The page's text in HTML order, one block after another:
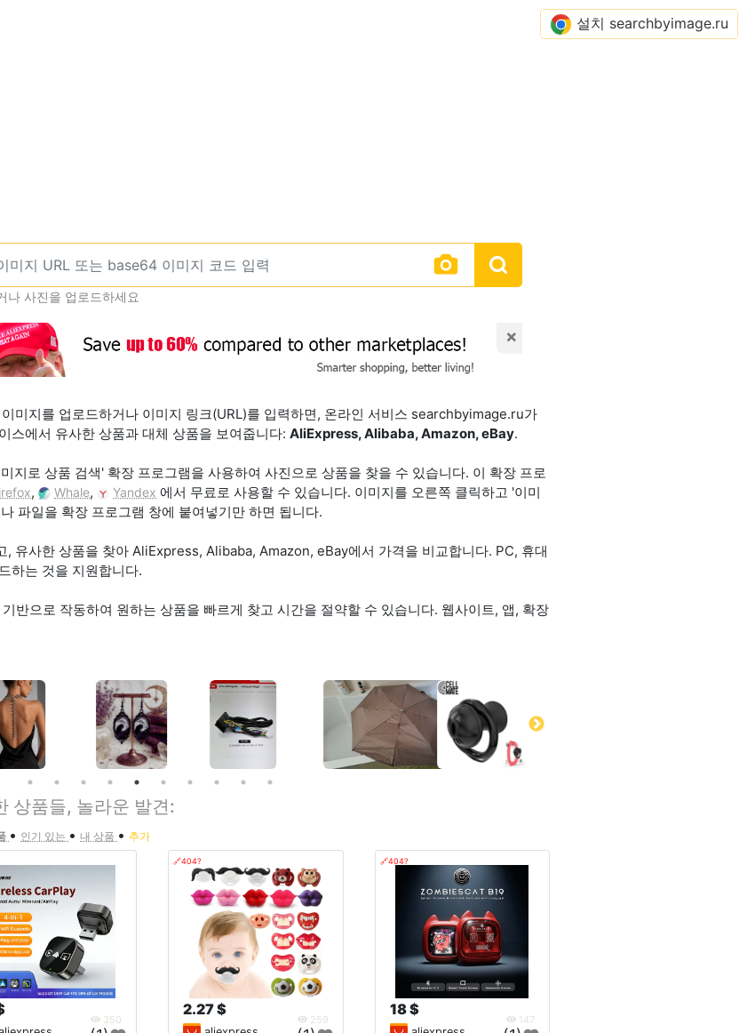
나 사진을 업로드하세요
×
미지를 업로드하거나 이미지 링크(URL)를 입력하면, 온라인 서비스 searchbyimage.ru가
스에서 유사한 상품과 대체 상품을 보여줍니다: AliExpress, Alibaba, Amazon, eBay.
지로 상품 검색' 확장 프로그램을 사용하여 사진으로 상품을 찾을 수 있습니다. 이 확장 프로
, Whale, Yandex 에서 무료로 사용할 수 있습니다. 이미지를 오른쪽 클릭하고 '이미
파일을 확장 프로그램 창에 붙여넣기만 하면 됩니다.
, 유사한 상품을 찾아 AliExpress, Alibaba, Amazon, eBay에서 가격을 비교합니다. PC, 휴대
하는 것을 지원합니다.
반으로 작동하여 원하는 상품을 빠르게 찾고 시간을 절약할 수 있습니다. 웹사이트, 앱, 확장
상품들, 놀라운 발견:
• 인기 있는 • 내 상품 • 추가
350
🔗404?
2.27 $
259
🔗404?
18 $
147
설치 searchbyimage.ru